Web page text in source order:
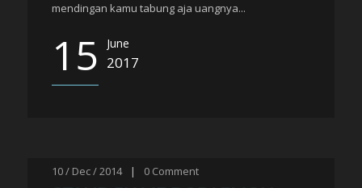
mendingan kamu tabung aja uangnya...
15 June
2017
10 / Dec / 2014 | 0 Comment